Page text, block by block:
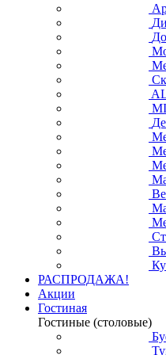
РАСПРОДАЖА!
Акции
Гостиная
Гостиные (столовые)